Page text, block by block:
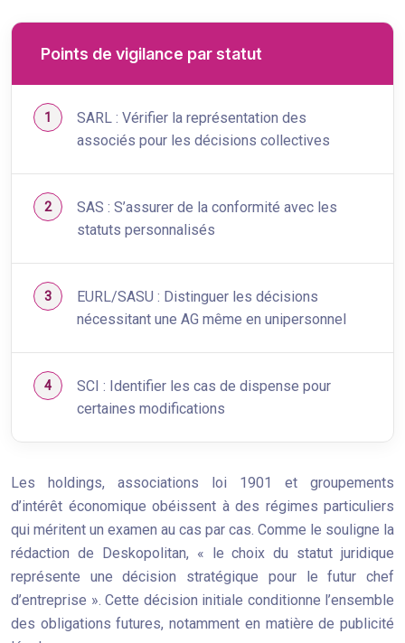
Points de vigilance par statut
SARL : Vérifier la représentation des
associés pour les décisions collectives
SAS : S’assurer de la conformité avec les
statuts personnalisés
EURL/SASU : Distinguer les décisions
nécessitant une AG même en unipersonnel
SCI : Identifier les cas de dispense pour
certaines modifications
Les holdings, associations loi 1901 et groupements
d’intérêt économique obéissent à des régimes particuliers
qui méritent un examen au cas par cas. Comme le souligne la
rédaction de Deskopolitan, « le choix du statut juridique
représente une décision stratégique pour le futur chef
d’entreprise ». Cette décision initiale conditionne l’ensemble
des obligations futures, notamment en matière de publicité